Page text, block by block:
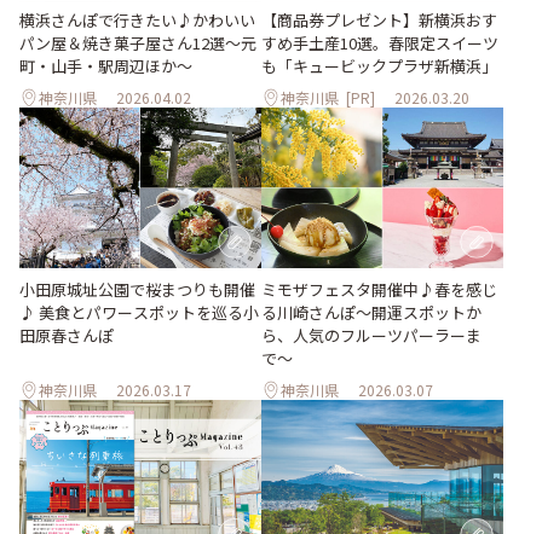
横浜さんぽで行きたい♪かわいい
パン屋＆焼き菓子屋さん12選～元
町・山手・駅周辺ほか～
神奈川県 2026.04.02
【商品券プレゼント】新横浜おす
すめ手土産10選。春限定スイーツ
も「キュービックプラザ新横浜」
神奈川県 [PR] 2026.03.20
小田原城址公園で桜まつりも開催
♪ 美食とパワースポットを巡る小
田原春さんぽ
神奈川県 2026.03.17
ミモザフェスタ開催中♪春を感じ
る川崎さんぽ〜開運スポットか
ら、人気のフルーツパーラーま
で〜
神奈川県 2026.03.07